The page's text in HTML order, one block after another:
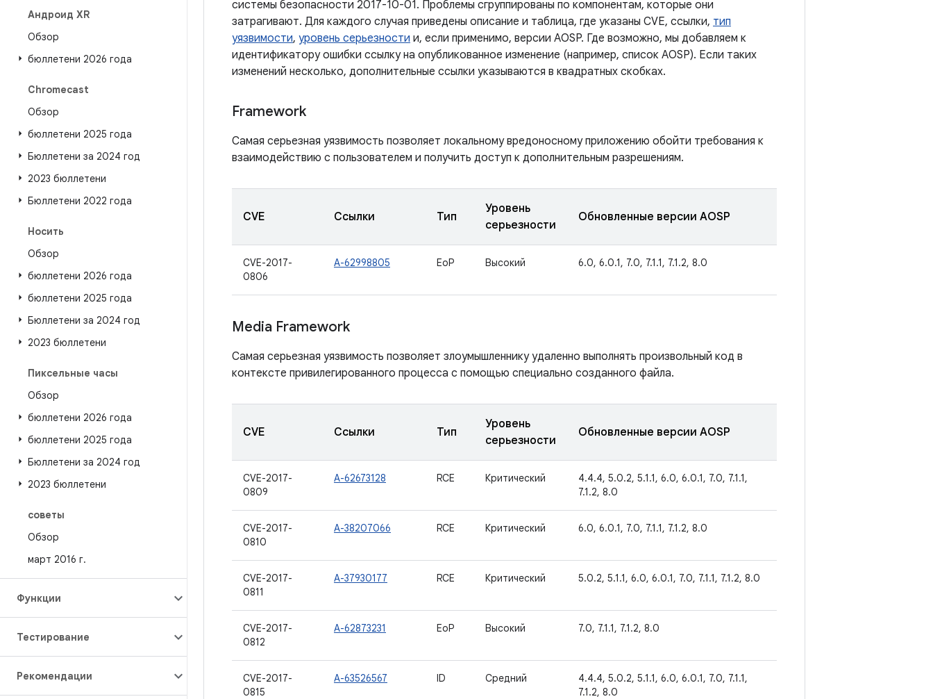
Андроид XR
Обзор
бюллетени 2026 года
Chromecast
Обзор
бюллетени 2025 года
Бюллетени за 2024 год
2023 бюллетени
Бюллетени 2022 года
Носить
Обзор
бюллетени 2026 года
бюллетени 2025 года
Бюллетени за 2024 год
2023 бюллетени
Пиксельные часы
Обзор
бюллетени 2026 года
бюллетени 2025 года
Бюллетени за 2024 год
2023 бюллетени
советы
Обзор
март 2016 г.
Функции
Тестирование
Рекомендации
системы безопасности 2017-10-01. Проблемы сгруппированы по компонентам, которые они
затрагивают. Для каждого случая приведены описание и таблица, где указаны CVE, ссылки, тип
уязвимости, уровень серьезности и, если применимо, версии AOSP. Где возможно, мы добавляем к
идентификатору ошибки ссылку на опубликованное изменение (например, список AOSP). Если таких
изменений несколько, дополнительные ссылки указываются в квадратных скобках.
Framework
Самая серьезная уязвимость позволяет локальному вредоносному приложению обойти требования к
взаимодействию с пользователем и получить доступ к дополнительным разрешениям.
CVE Ссылки Тип
Уровень
серьезности
Обновленные версии AOSP
CVE-2017-
0806
A-62998805 EoP Высокий 6.0, 6.0.1, 7.0, 7.1.1, 7.1.2, 8.0
Media Framework
Самая серьезная уязвимость позволяет злоумышленнику удаленно выполнять произвольный код в
контексте привилегированного процесса с помощью специально созданного файла.
CVE Ссылки Тип
Уровень
серьезности
Обновленные версии AOSP
CVE-2017-
0809
A-62673128 RCE Критический
4.4.4, 5.0.2, 5.1.1, 6.0, 6.0.1, 7.0, 7.1.1,
7.1.2, 8.0
CVE-2017-
0810
A-38207066 RCE Критический 6.0, 6.0.1, 7.0, 7.1.1, 7.1.2, 8.0
CVE-2017-
0811
A-37930177 RCE Критический 5.0.2, 5.1.1, 6.0, 6.0.1, 7.0, 7.1.1, 7.1.2, 8.0
CVE-2017-
0812
A-62873231 EoP Высокий 7.0, 7.1.1, 7.1.2, 8.0
CVE-2017-
0815
A-63526567 ID Средний
4.4.4, 5.0.2, 5.1.1, 6.0, 6.0.1, 7.0, 7.1.1,
7.1.2, 8.0